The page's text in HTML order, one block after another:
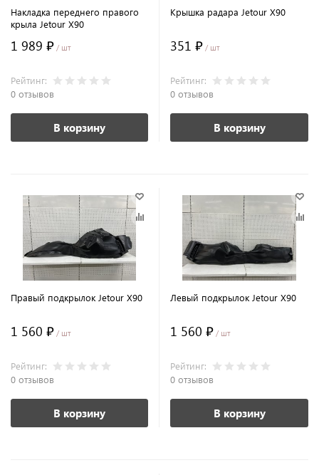
Накладка переднего правого
крыла Jetour X90
1 989 ₽ / шт
Рейтинг:
0 отзывов
В корзину
Крышка радара Jetour X90
351 ₽ / шт
Рейтинг:
0 отзывов
В корзину
Правый подкрылок Jetour X90
1 560 ₽ / шт
Рейтинг:
0 отзывов
В корзину
Левый подкрылок Jetour X90
1 560 ₽ / шт
Рейтинг:
0 отзывов
В корзину